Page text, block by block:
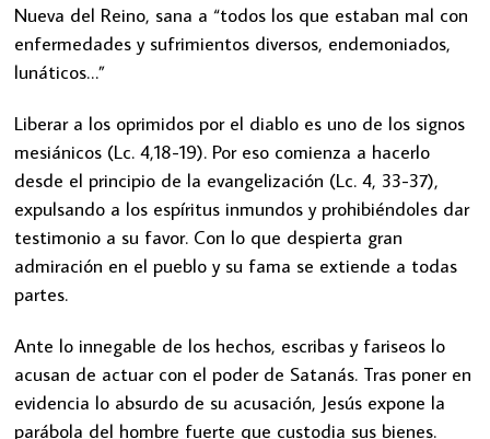
Nueva del Reino, sana a “todos los que estaban mal con
enfermedades y sufrimientos diversos, endemoniados,
lunáticos…”
Liberar a los oprimidos por el diablo es uno de los signos
mesiánicos (Lc. 4,18-19). Por eso comienza a hacerlo
desde el principio de la evangelización (Lc. 4, 33-37),
expulsando a los espíritus inmundos y prohibiéndoles dar
testimonio a su favor. Con lo que despierta gran
admiración en el pueblo y su fama se extiende a todas
partes.
Ante lo innegable de los hechos, escribas y fariseos lo
acusan de actuar con el poder de Satanás. Tras poner en
evidencia lo absurdo de su acusación, Jesús expone la
parábola del hombre fuerte que custodia sus bienes.